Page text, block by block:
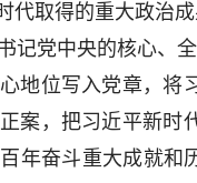
取得的重大政治成
记党中央的核心、
地位写入党章，
案，把习近平新
年奋斗重大成就和